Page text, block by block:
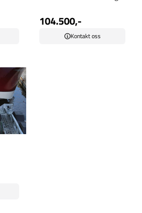
104.500,-
Kontakt oss